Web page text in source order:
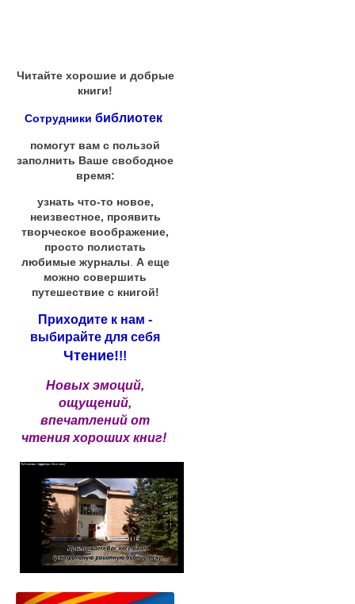
Читайте хорошие и добрые
книги!
Сотрудники библиотек
помогут вам с пользой
заполнить Ваше свободное
время:
узнать что-то новое,
неизвестное, проявить
творческое воображение,
просто полистать
любимые журналы А еще
можно совершить
путешествие с книгой!
Приходите к нам -
выбирайте для себя
Чтение!!!
Новых эмоций,
ощущений,
впечатлений от
чтения хороших книг!